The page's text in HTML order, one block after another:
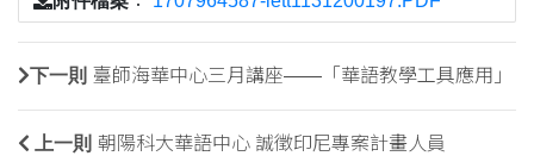
下一則 臺師海華中心三月講座——「華語教學工具應用」
上一則 朝陽科大華語中心 誠徵印尼專案計畫人員